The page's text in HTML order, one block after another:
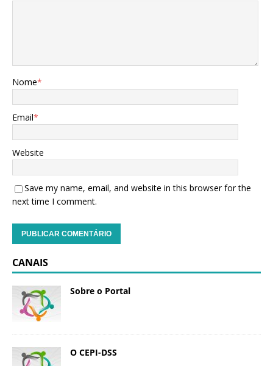
Nome*
Email*
Website
Save my name, email, and website in this browser for the
next time I comment.
CANAIS
Sobre o Portal
O CEPI-DSS